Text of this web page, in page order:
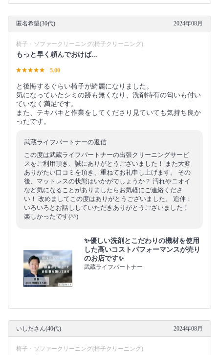
匿名希望(30代) 2024年08月
椅子・ソファークリーニング(椅子クリーニング)
もっと早く頼んでおけば...
5.00
と後悔するぐらい椅子が綺麗になりました。
気になっていたシミの跡も無くなり、洗剤特有の匂いも付い
ていなく満足です。
また、テキパキと作業をしてくださり見ていても気持ち良か
ったです。
武蔵ライフパートナーの返信
この度は武蔵ライフパートナーの出張クリーニングサービ
スをご利用頂き、誠にありがとうございました！ また大変
ありがたい口コミを頂き、重ねてお礼申し上げます。 その
後、マットレスの状態はいかがでしょうか？ 汚れやニオイ
など気になることがありましたらお気軽にご連絡くださ
い！ 改めましてこの度はありがとうございました。 追伸：
いろいろとお話ししていただきありがとうございました！
楽しかったです(^^)
✨優しい洗剤とこだわりの機材を使用
した高いコストパフォーマンスが売り
のお店です✨
武蔵ライフパートナー
いしださん(40代) 2024年08月
椅子・ソファークリーニング(椅子クリーニング)